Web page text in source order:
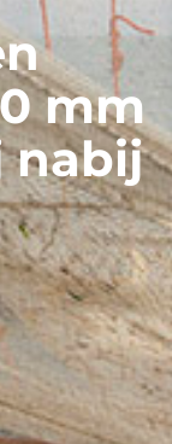
mm
nabij